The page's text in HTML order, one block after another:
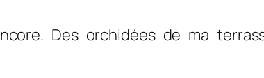
Des orchidées de ma